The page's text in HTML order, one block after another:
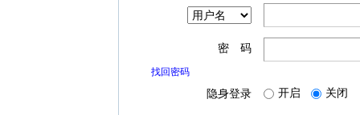
密 码
找回密码
隐身登录 开启 关闭